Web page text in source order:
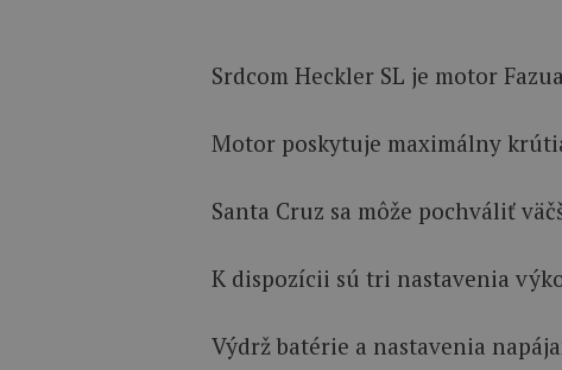
Srdcom Heckler SL je motor
Motor poskytuje maximálny
Santa Cruz sa môže pochváliť
K dispozícii sú tri nastavenia
Výdrž batérie a nastavenia